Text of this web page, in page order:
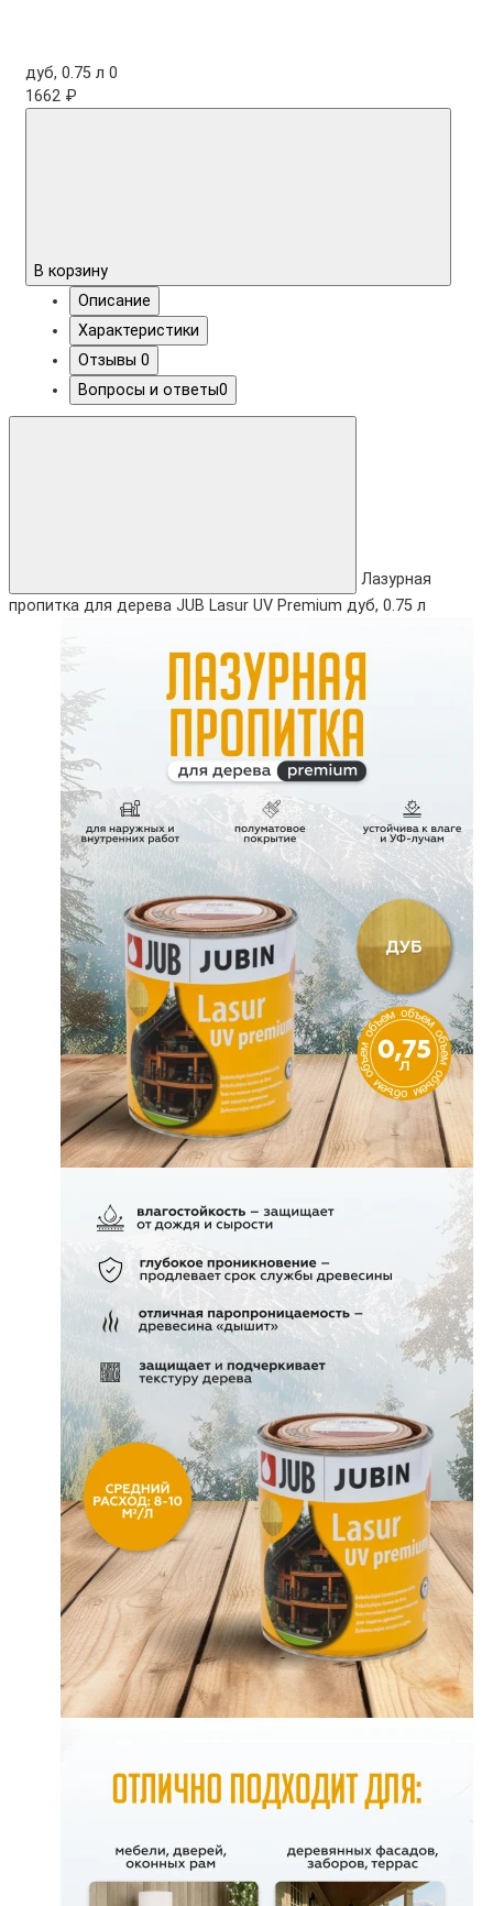
дуб, 0.75 л 0
1662 ₽
В корзину
Описание
Характеристики
Отзывы 0
Вопросы и ответы0
Лазурная
пропитка для дерева JUB Lasur UV Premium дуб, 0.75 л